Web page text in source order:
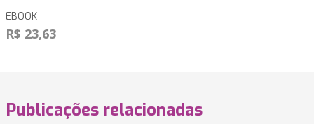
EBOOK
R$ 23,63
Publicações relacionadas